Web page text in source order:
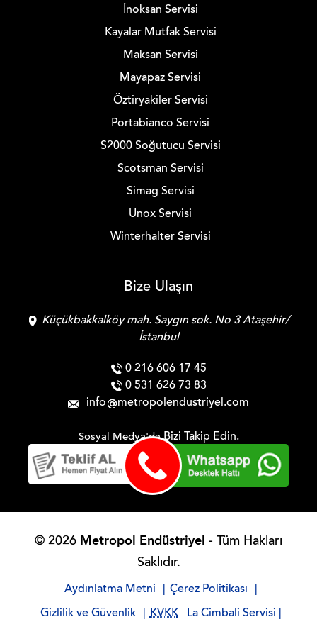
İnoksan Servisi
Kayalar Mutfak Servisi
Maksan Servisi
Mayapaz Servisi
Öztiryakiler Servisi
Portabianco Servisi
S2000 Soğutucu Servisi
Scotsman Servisi
Simag Servisi
Unox Servisi
Winterhalter Servisi
Bize Ulaşın
Küçükbakkalköy mah. Saygın sok. No 3 Ataşehir/
İstanbul
0 216 606 17 45
0 531 626 73 83
info
metropolendustriyel.com
Sosyal Medya'daBizi Takip Edin.
© 2026 Metropol Endüstriyel - Tüm Hakları
Saklıdır.
Aydınlatma Metni Çerez Politikası
Gizlilik ve Güvenlik KVKK La Cimbali Servisi